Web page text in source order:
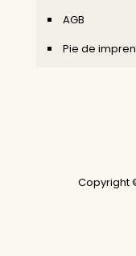
AGB
Pie de
Copyright